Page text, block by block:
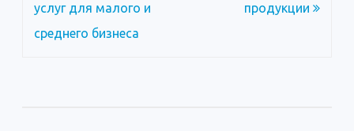
услуг для малого и
среднего бизнеса
продукции